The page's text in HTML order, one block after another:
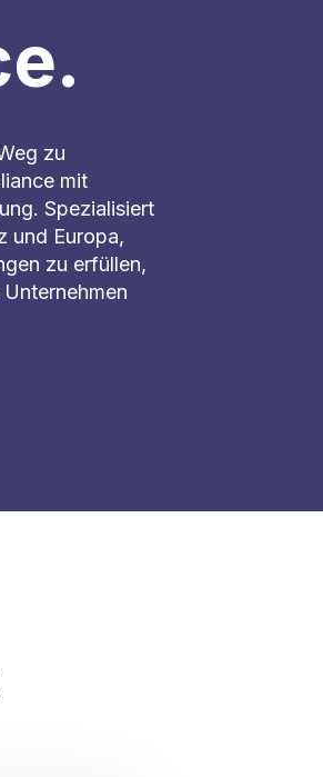
zu
mit
Spezialisiert
und Europa,
zu erfüllen,